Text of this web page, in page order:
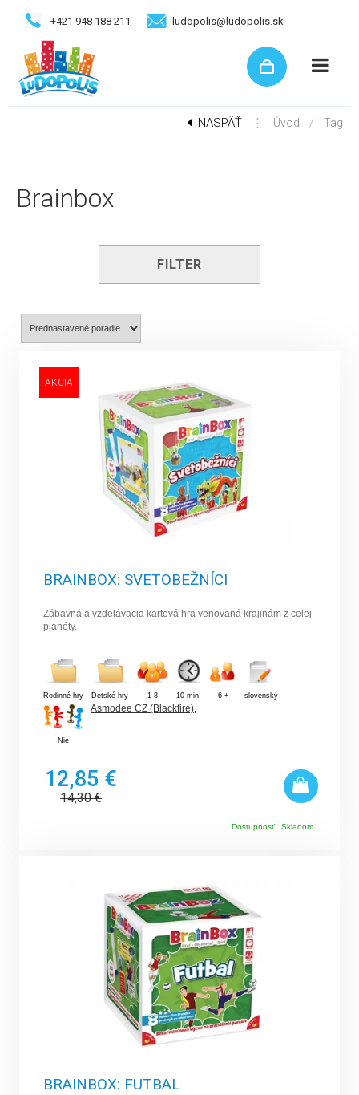
+421 948 188 211 ludopolis@ludopolis.sk
NASPÄŤ ⋮ Úvod / Tag
Brainbox
FILTER
AKCIA
BRAINBOX: SVETOBEŽNÍCI
Zábavná a vzdelávacia kartová hra venovaná krajinám z celej
planéty.
Rodinné hry Detské hry 1-8 10 min. 6 + slovenský
Nie
Asmodee CZ (Blackfire),
12,85 €
14,30€
Dostupnosť: Skladom
BRAINBOX: FUTBAL